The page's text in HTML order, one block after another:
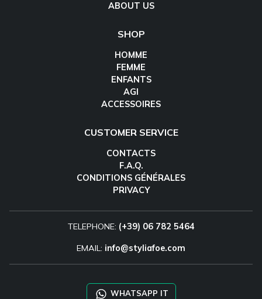
ABOUT US
SHOP
HOMME
FEMME
ENFANTS
AGI
ACCESSOIRES
CUSTOMER SERVICE
CONTACTS
F.A.Q.
CONDITIONS GÉNÉRALES
PRIVACY
TELEPHONE: (+39) 06 782 5464
EMAIL: info@styliafoe.com
WHATSAPP IT